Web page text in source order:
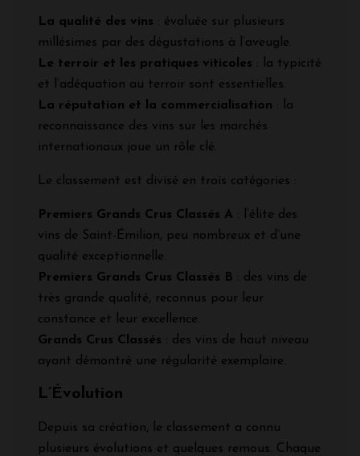
La qualité des vins : évaluée sur plusieurs
millésimes par des dégustations à l’aveugle.
Le terroir et les pratiques viticoles : la typicité
et l’adéquation au terroir sont essentielles.
La réputation et la commercialisation : la
reconnaissance des vins sur les marchés
internationaux joue un rôle clé.
Le classement est divisé en trois catégories :
Premiers Grands Crus Classés A : l’élite des
vins de Saint-Émilion, peu nombreux et d’une
qualité exceptionnelle.
Premiers Grands Crus Classés B : des vins de
très grande qualité, reconnus pour leur
constance et leur excellence.
Grands Crus Classés : des vins de haut niveau
ayant démontré une régularité exemplaire.
L’Évolution
Depuis sa création, le classement a connu
plusieurs évolutions et quelques remous. Chaque